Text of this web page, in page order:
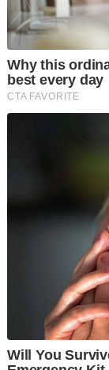
Rancangan itu,
gencatan senjata
menerima
Ia mengukuhkan
mereka akan
ditolak secara
Mesir, Jordan,